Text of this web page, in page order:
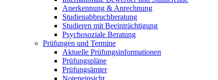
Anerkennung & Anrechnung
Studienabbruchberatung
Studieren mit Beeinträchtigung
Psychosoziale Beratung
Prüfungen und Termine
Aktuelle Prüfungsinformationen
Prüfungspläne
Prüfungsämter
Noteneinsicht